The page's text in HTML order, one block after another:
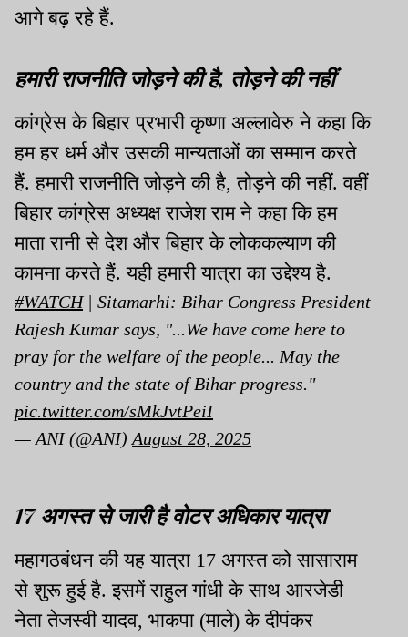
आगे बढ़ रहे हैं.
हमारी राजनीति जोड़ने की है, तोड़ने की नहीं
कांग्रेस के बिहार प्रभारी कृष्णा अल्लावेरु ने कहा कि
हम हर धर्म और उसकी मान्यताओं का सम्मान करते
हैं. हमारी राजनीति जोड़ने की है, तोड़ने की नहीं. वहीं
बिहार कांग्रेस अध्यक्ष राजेश राम ने कहा कि हम
माता रानी से देश और बिहार के लोककल्याण की
कामना करते हैं. यही हमारी यात्रा का उद्देश्य है.
#WATCH| Sitamarhi: Bihar Congress President
Rajesh Kumar says, "...We have come here to
pray for the welfare of the people... May the
country and the state of Bihar progress."
pic.twitter.com/sMkJvtPeiI
— ANI (@ANI) August 28, 2025
17 अगस्त से जारी है वोटर अधिकार यात्रा
महागठबंधन की यह यात्रा 17 अगस्त को सासाराम
से शुरू हुई है. इसमें राहुल गांधी के साथ आरजेडी
नेता तेजस्वी यादव, भाकपा (माले) के दीपंकर